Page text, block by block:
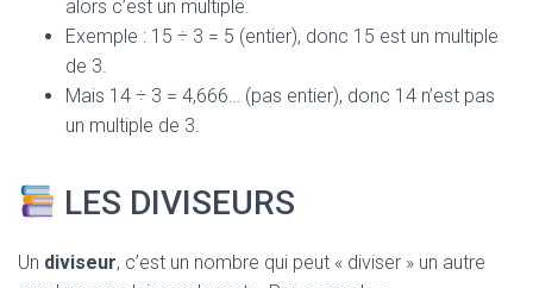
alors c’est un multiple.
Exemple : 15 ÷ 3 = 5 (entier), donc 15 est un multiple
de 3.
Mais 14 ÷ 3 = 4,666… (pas entier), donc 14 n’est pas
un multiple de 3.
LES DIVISEURS
Un diviseur, c’est un nombre qui peut « diviser » un autre